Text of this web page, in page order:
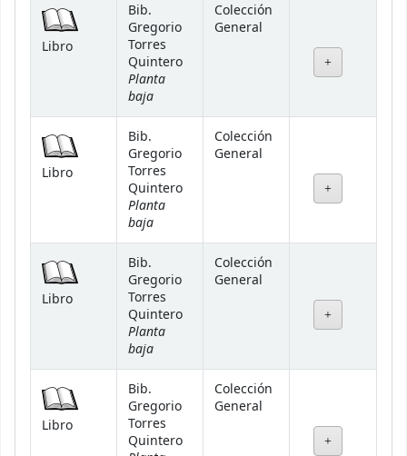
Libro
Bib.
Gregorio
Torres
Quintero
Planta
baja
Colección
General
Libro
Bib.
Gregorio
Torres
Quintero
Planta
baja
Colección
General
Libro
Bib.
Gregorio
Torres
Quintero
Planta
baja
Colección
General
Libro
Bib.
Gregorio
Torres
Quintero
Colección
General